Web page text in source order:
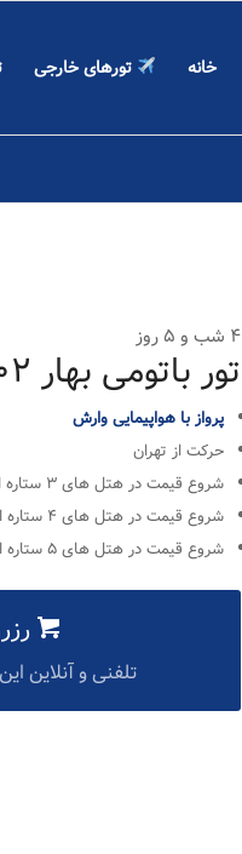
خانه تورهای خارجی
۴ شب و ۵ روز
تور باتومی بهار ۱۴۰۲
پرواز با هواپیمایی وارش
حرکت از تهران
شروع قیمت در هتل های ۳ ستاره از ۹.۹۹۰.۰۰۰ تومان
شروع قیمت در هتل های ۴ ستاره از ۱۲.۸۹۰.۰۰۰ تومان
شروع قیمت در هتل های ۵ ستاره از ۲۱.۴۵۰.۰۰۰ تومان
تلفنی و آنلاین